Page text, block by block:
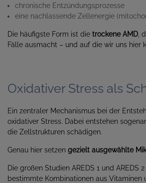
chronische Entzündungsprozesse
eine nachlassende Zellenergie
Die häufigste Form ist die trockene AMD ,
Fälle ausmacht – und auf die wir uns hier
Oxidativer Stress als
Ein zentraler Mechanismus bei der
oxidativer Stress. Dabei entstehen
die Zellstrukturen schädigen.
Genau hier setzen gezielt ausgewählte
Die großen Studien AREDS 1 und AREDS
bestimmte Kombinationen aus Vitaminen